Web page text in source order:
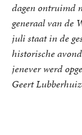
dagen ontruimd
generaal van de
juli staat in de
historische
jenever werd
Geert